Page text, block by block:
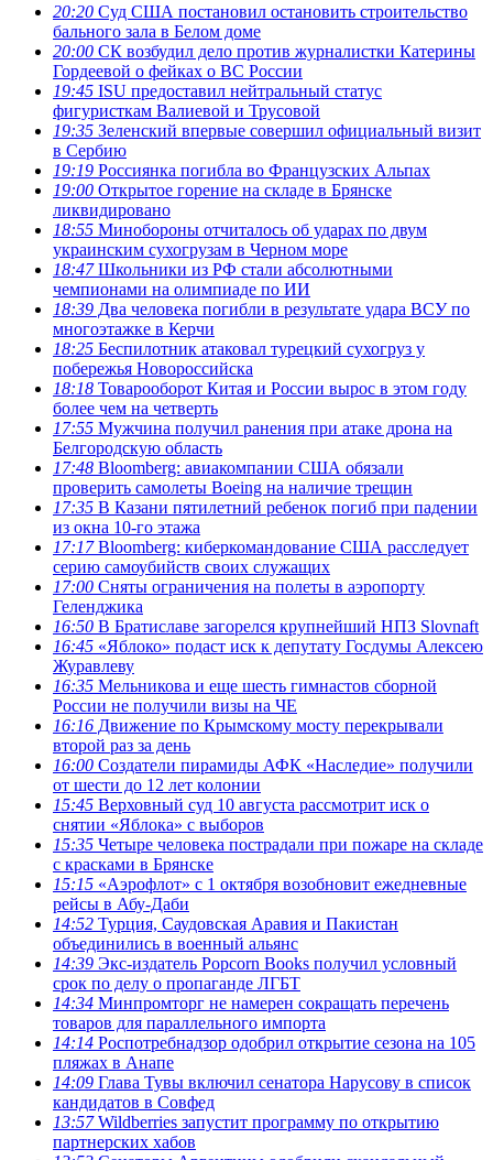
20:20 Суд США постановил остановить строительство
бального зала в Белом доме
20:00 СК возбудил дело против журналистки Катерины
Гордеевой о фейках о ВС России
19:45 ISU предоставил нейтральный статус
фигуристкам Валиевой и Трусовой
19:35 Зеленский впервые совершил официальный визит
в Сербию
19:19 Россиянка погибла во Французских Альпах
19:00 Открытое горение на складе в Брянске
ликвидировано
18:55 Минобороны отчиталось об ударах по двум
украинским сухогрузам в Черном море
18:47Школьники из РФ стали абсолютными
чемпионами на олимпиаде по ИИ
18:39 Два человека погибли в результате удара ВСУ по
многоэтажке в Керчи
18:25 Беспилотник атаковал турецкий сухогруз у
побережья Новороссийска
18:18 Товарооборот Китая и России вырос в этом году
более чем на четверть
17:55 Мужчина получил ранения при атаке дрона на
Белгородскую область
17:48 Bloomberg: авиакомпании США обязали
проверить самолеты Boeing на наличие трещин
17:35 В Казани пятилетний ребенок погиб при падении
из окна 10-го этажа
17:17Bloomberg: киберкомандование США расследует
серию самоубийств своих служащих
17:00 Сняты ограничения на полеты в аэропорту
Геленджика
16:50 В Братиславе загорелся крупнейший НПЗ Slovnaft
16:45 «Яблоко» подаст иск к депутату Госдумы Алексею
Журавлеву
16:35 Мельникова и еще шесть гимнастов сборной
России не получили визы на ЧЕ
16:16 Движение по Крымскому мосту перекрывали
второй раз за день
16:00 Создатели пирамиды АФК «Наследие» получили
от шести до 12 лет колонии
15:45 Верховный суд 10 августа рассмотрит иск о
снятии «Яблока» с выборов
15:35 Четыре человека пострадали при пожаре на складе
с красками в Брянске
15:15 «Аэрофлот» с 1 октября возобновит ежедневные
рейсы в Абу-Даби
14:52 Турция, Саудовская Аравия и Пакистан
объединились в военный альянс
14:39 Экс-издатель Popcorn Books получил условный
срок по делу о пропаганде ЛГБТ
14:34 Минпромторг не намерен сокращать перечень
товаров для параллельного импорта
14:14 Роспотребнадзор одобрил открытие сезона на 105
пляжах в Анапе
14:09 Глава Тувы включил сенатора Нарусову в список
кандидатов в Совфед
13:57Wildberries запустит программу по открытию
партнерских хабов